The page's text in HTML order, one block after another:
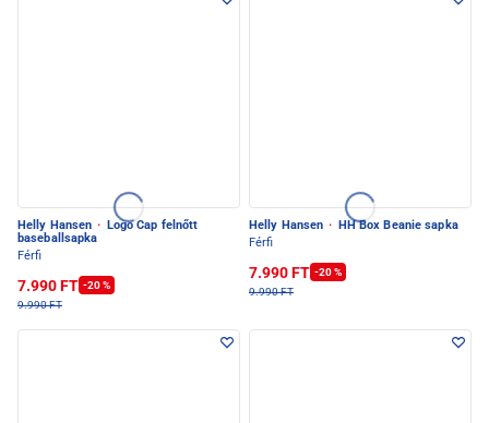
Helly Hansen ·
Logo Cap felnőtt
baseballsapka
Férfi
7.990 FT -20 %
9.990 FT
Helly Hansen ·
HH Box Beanie sapka
Férfi
7.990 FT -20 %
9.990 FT